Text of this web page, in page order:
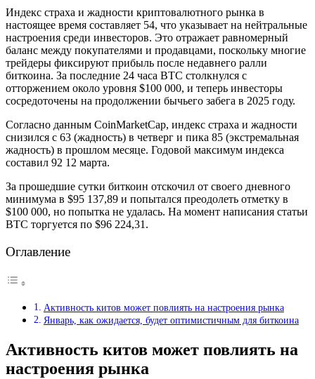
Индекс страха и жадности криптовалютного рынка в
настоящее время составляет 54, что указывает на нейтральные
настроения среди инвесторов. Это отражает равномерный
баланс между покупателями и продавцами, поскольку многие
трейдеры фиксируют прибыль после недавнего ралли
биткоина. За последние 24 часа BTC столкнулся с
отторжением около уровня $100 000, и теперь инвесторы
сосредоточены на продолжении бычьего забега в 2025 году.
Согласно данным CoinMarketCap, индекс страха и жадности
снизился с 63 (жадность) в четверг и пика 85 (экстремальная
жадность) в прошлом месяце. Годовой максимум индекса
составил 92 12 марта.
За прошедшие сутки биткоин отскочил от своего дневного
минимума в $95 137,89 и попытался преодолеть отметку в
$100 000, но попытка не удалась. На момент написания статьи
BTC торгуется по $96 224,31.
Оглавление
Активность китов может повлиять на настроения рынка
Январь, как ожидается, будет оптимистичным для биткоина
Активность китов может повлиять на
настроения рынка